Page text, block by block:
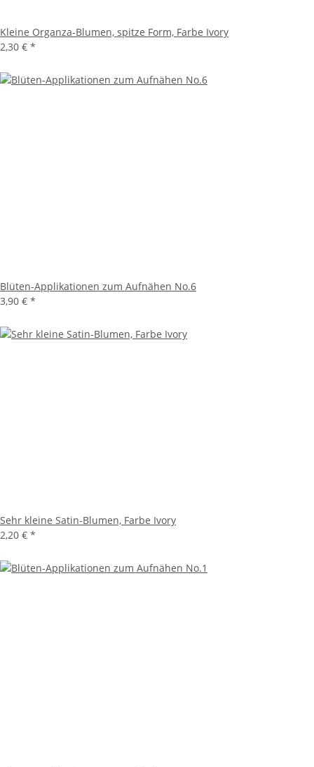
Kleine Organza-Blumen, spitze Form, Farbe Ivory
2,30 € *
Blüten-Applikationen zum Aufnähen No.6
3,90 € *
Sehr kleine Satin-Blumen, Farbe Ivory
2,20 € *